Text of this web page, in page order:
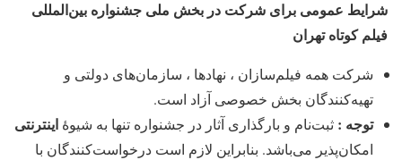
شرایط عمومی برای شركت در بخش ملی جشنواره بین‌المللی
فیلم كوتاه تهران
شركت همه‌ فیلم‌سازان ، نهادها ، سازمان‌های دولتی و
تهیه‌كنندگان بخش خصوصی آزاد است.
توجه : ثبت‌نام و بارگذاری آثار در جشنواره تنها به شیوۀ اینترنتی
امكان‌پذیر می‌باشد. بنابراین لازم است درخواست‌كنندگان با